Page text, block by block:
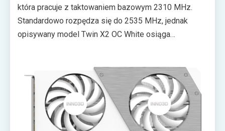
która pracuje z taktowaniem bazowym 2310 MHz.
Standardowo rozpędza się do 2535 MHz, jednak
opisywany model Twin X2 OC White osiąga
Tensor 4. generacji. Układu obsługę popularną
technologię zwiększającą wydajność DLSS 3.